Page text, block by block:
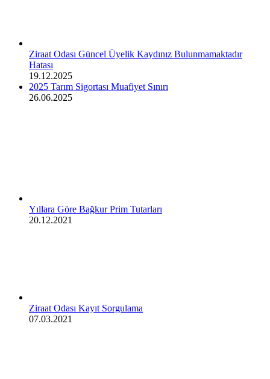
Ziraat Odası Güncel Üyelik Kaydınız Bulunmamaktadır
Hatası
19.12.2025
2025 Tarım Sigortası Muafiyet Sınırı
26.06.2025
Yıllara Göre Bağkur Prim Tutarları
20.12.2021
Ziraat Odası Kayıt Sorgulama
07.03.2021